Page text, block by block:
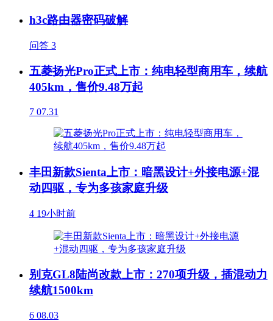
h3c路由器密码破解
问答 3
五菱扬光Pro正式上市：纯电轻型商用车，续航
405km，售价9.48万起
7 07.31
丰田新款Sienta上市：暗黑设计+外接电源+混
动四驱，专为多孩家庭升级
4 19小时前
别克GL8陆尚改款上市：270项升级，插混动力
续航1500km
6 08.03